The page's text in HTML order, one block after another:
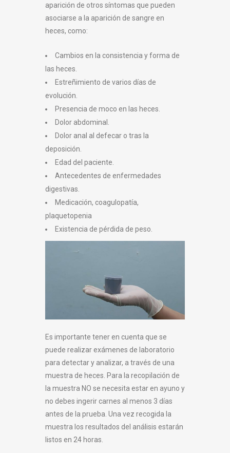
aparición de otros síntomas que pueden
asociarse a la aparición de sangre en
heces, como:
Cambios en la consistencia y forma de
las heces.
Estreñimiento de varios días de
evolución.
Presencia de moco en las heces.
Dolor abdominal.
Dolor anal al defecar o tras la
deposición.
Edad del paciente.
Antecedentes de enfermedades
digestivas.
Medicación, coagulopatía,
plaquetopenia
Existencia de pérdida de peso.
Es importante tener en cuenta que se
puede realizar exámenes de laboratorio
para detectar y analizar, a través de una
muestra de heces. Para la recopilación de
la muestra NO se necesita estar en ayuno y
no debes ingerir carnes al menos 3 días
antes de la prueba. Una vez recogida la
muestra los resultados del análisis estarán
listos en 24 horas.